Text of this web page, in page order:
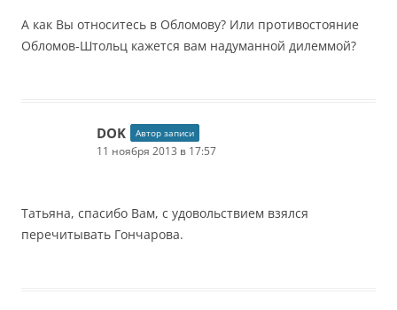
А как Вы относитесь в Обломову? Или противостояние
Обломов-Штольц кажется вам надуманной дилеммой?
DOK Автор записи
11 ноября 2013 в 17:57
Татьяна, спасибо Вам, с удовольствием взялся
перечитывать Гончарова.